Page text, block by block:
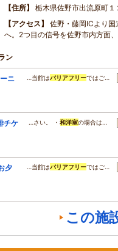
住所
栃木県佐野市出流原町１
アクセス
佐野・藤岡ICより
へ。2つ目の信号を佐野市内方面
ン
ニ
…当館はバリアフリーではご…
チケ
…さい。 ・和洋室の場合は…
夕
…当館はバリアフリーではご…
この施